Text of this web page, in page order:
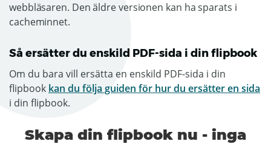
webbläsaren. Den äldre versionen kan ha sparats i
cacheminnet.
Så ersätter du enskild PDF-sida i din flipbook
Om du bara vill ersätta en enskild PDF-sida i din
flipbook kan du följa guiden för hur du ersätter en sida
i din flipbook.
Skapa din flipbook nu - inga